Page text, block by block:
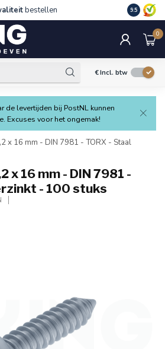
bestellen 9.5
0
€Incl. btw
de levertijden bij PostNL kunnen
Excuses voor het ongemak!
x 16 mm - DIN 7981 - TORX - Staal
x 16 mm - DIN 7981 -
- 100 stuks